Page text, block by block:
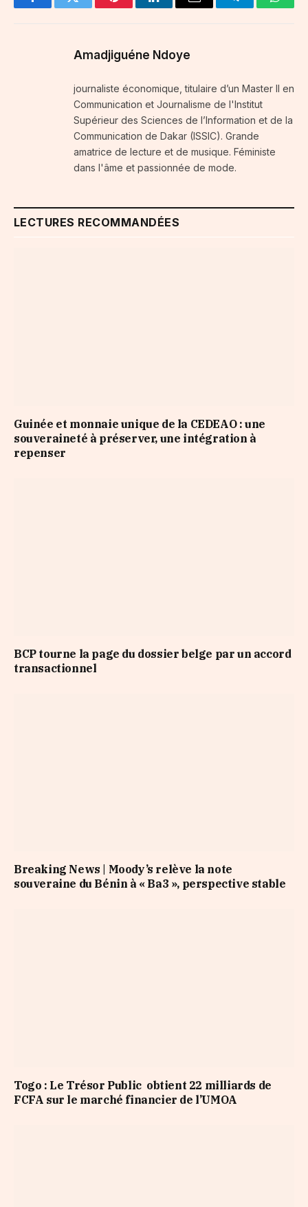
FacebookTwitter PinterestLinkedInEmail Telegram
Amadjiguéne Ndoye
journaliste économique, titulaire d’un Master II en
Communication et Journalisme de l'Institut
Supérieur des Sciences de l’Information et de la
Communication de Dakar (ISSIC). Grande
amatrice de lecture et de musique. Féministe
dans l'âme et passionnée de mode.
LECTURES RECOMMANDÉES
Guinée et monnaie unique de la CEDEAO : une
souveraineté à préserver, une intégration à
repenser
BCP tourne la page du dossier belge par un accord
transactionnel
Breaking News | Moody’s relève la note
souveraine du Bénin à « Ba3 », perspective stable
Togo : Le Trésor Public obtient 22 milliards de
FCFA sur le marché financier de l’UMOA